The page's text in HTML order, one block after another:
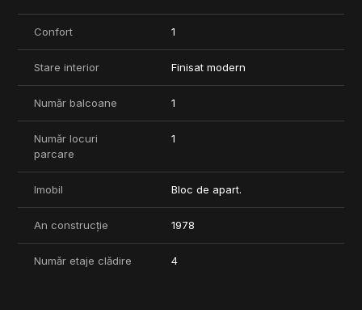
Confort 1
Stare interior Finisat modern
Număr balcoane 1
Număr locuri
parcare
1
Imobil Bloc de apart.
An construcție 1978
Număr etaje clădire 4